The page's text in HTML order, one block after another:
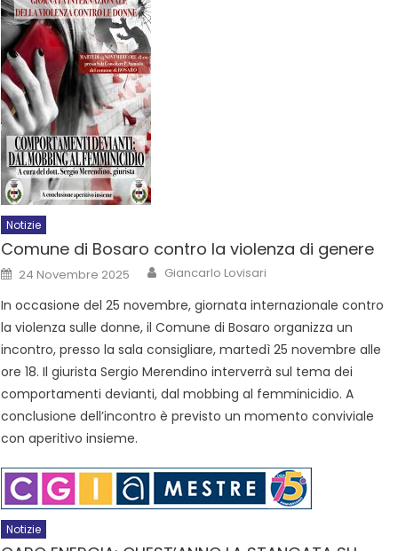
Notizie
Comune di Bosaro contro la violenza di genere
24 Novembre 2025 Giancarlo Lovisari
In occasione del 25 novembre, giornata internazionale contro
la violenza sulle donne, il Comune di Bosaro organizza un
incontro, presso la sala consigliare, martedì 25 novembre alle
ore 18. Il giurista Sergio Merendino interverrà sul tema dei
comportamenti devianti, dal mobbing al femminicidio. A
conclusione dell’incontro è previsto un momento conviviale
con aperitivo insieme.
Notizie